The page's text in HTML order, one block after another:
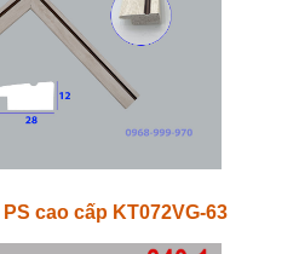
cao cấp KT072VG-63